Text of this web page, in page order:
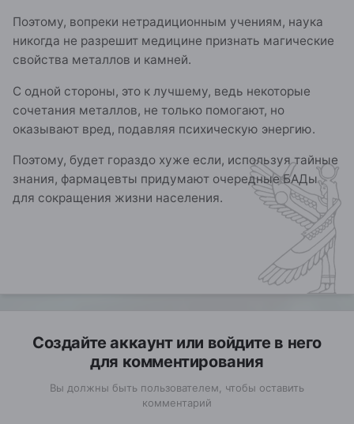
Поэтому, вопреки нетрадиционным учениям, наука
никогда не разрешит медицине признать магические
свойства металлов и камней.
С одной стороны, это к лучшему, ведь некоторые
сочетания металлов, не только помогают, но
оказывают вред, подавляя психическую энергию.
Поэтому, будет гораздо хуже если, используя тайные
знания, фармацевты придумают очередные БАДы
для сокращения жизни населения.
Создайте аккаунт или войдите в него
для комментирования
Вы должны быть пользователем, чтобы оставить
комментарий